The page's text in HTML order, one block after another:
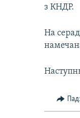
з КНДР.
На